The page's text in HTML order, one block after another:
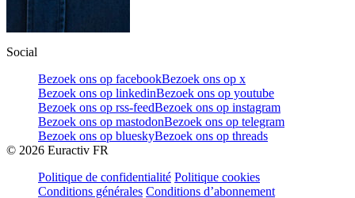
Social
Bezoek ons op facebookBezoek ons op x
Bezoek ons op linkedinBezoek ons op youtube
Bezoek ons op rss-feedBezoek ons op instagram
Bezoek ons op mastodonBezoek ons op telegram
Bezoek ons op blueskyBezoek ons op threads
© 2026 Euractiv FR
Politique de confidentialité Politique cookies
Conditions générales Conditions d’abonnement